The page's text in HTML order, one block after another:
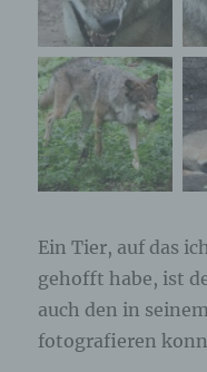
Ein Tier, auf das
gehofft habe, ist
auch den in
fotografieren